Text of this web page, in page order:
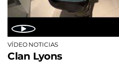
VÍDEO NOTICIAS
Clan Lyons